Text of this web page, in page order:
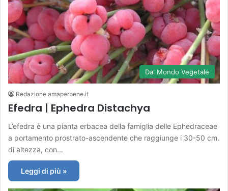
Dal Mondo Vegetale
Redazione amaperbene.it
Efedra | Ephedra Distachya
L’efedra è una pianta erbacea della famiglia delle Ephedraceae
a portamento prostrato-ascendente che raggiunge i 30-50 cm.
di altezza, con…
Leggi di più »